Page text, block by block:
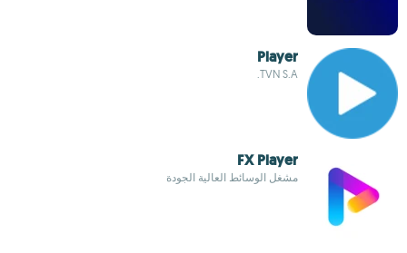
Player
TVN S.A.
FX Player
مشغل الوسائط العالية الجودة